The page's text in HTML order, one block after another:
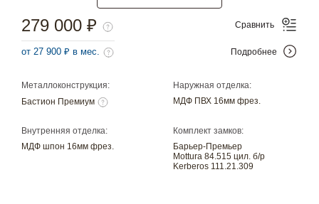
Металлоконструкция:
Бастион Премиум
Наружная отделка:
МДФ ПВХ 16мм фрез.
Внутренняя отделка:
МДФ шпон 16мм фрез.
Комплект замков:
Барьер-Премьер
Mottura 84.515 цил. б/р
Kerberos 111.21.309
279 000 ₽
от 27 900 ₽ в мес.
Сравнить
Подробнее